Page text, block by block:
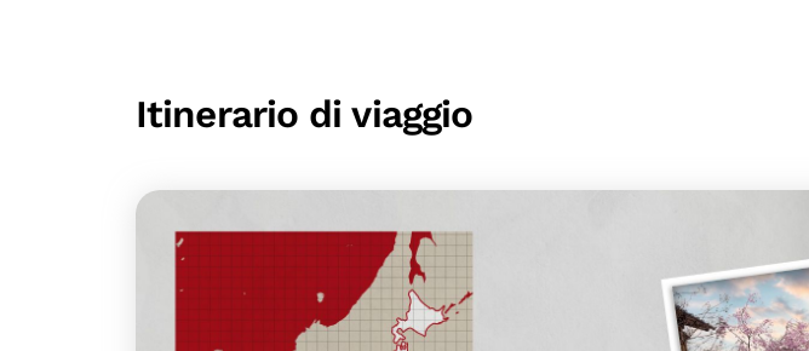
Itinerario di viaggio